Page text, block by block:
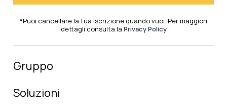
*Puoi cancellare la tua iscrizione quando vuoi. Per maggiori
dettagli consulta la Privacy Policy
Gruppo
Soluzioni